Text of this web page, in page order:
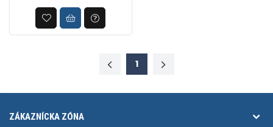
1
ZÁKAZNÍCKA ZÓNA